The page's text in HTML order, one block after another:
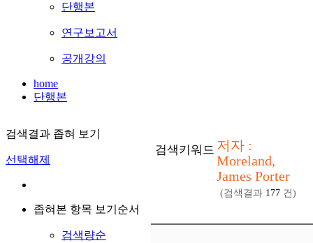
단행본
연구보고서
공개강의
home
단행본
검색결과 좁혀 보기
선택해제
좁혀본 항목 보기순서
검색량순
검색키워드 저자 :
Moreland,
James Porter
(검색결과 177 건)